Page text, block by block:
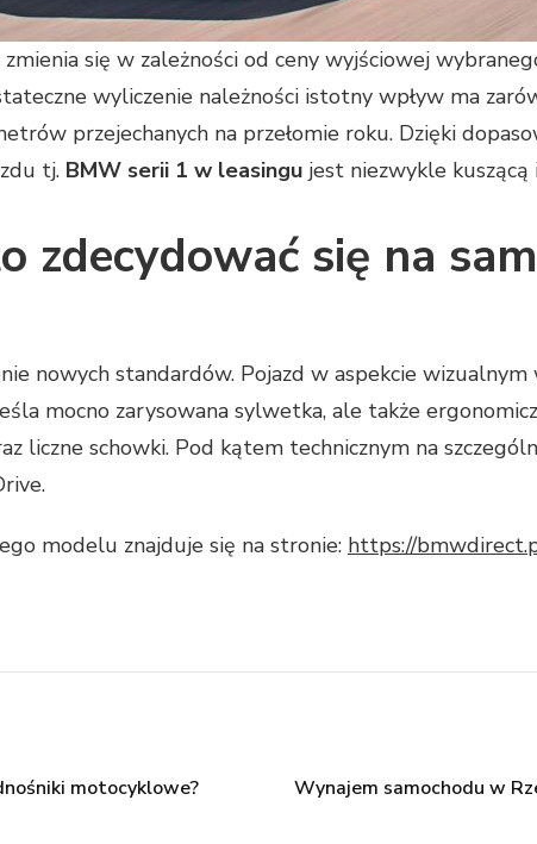
się w zależności od ceny wyjściowej
wyliczenie należności istotny wpływ ma
przejechanych na przełomie roku. Dzięki
tj. BMW serii 1 w leasingu jest niezwykle
zdecydować się na
nowych standardów. Pojazd w aspekcie
mocno zarysowana sylwetka, ale także
liczne schowki. Pod kątem technicznym na
modelu znajduje się na stronie: https://
motocyklowe?
Wynajem samochodu w